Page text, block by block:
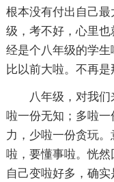
根本没有付出自己
级，考不好，心里
经是个八年级的学
比以前大啦。不再是
八年级，对我
啦一份无知；多啦
力，少啦一份贪玩
啦，要懂事啦。恍
自己变啦好多，确